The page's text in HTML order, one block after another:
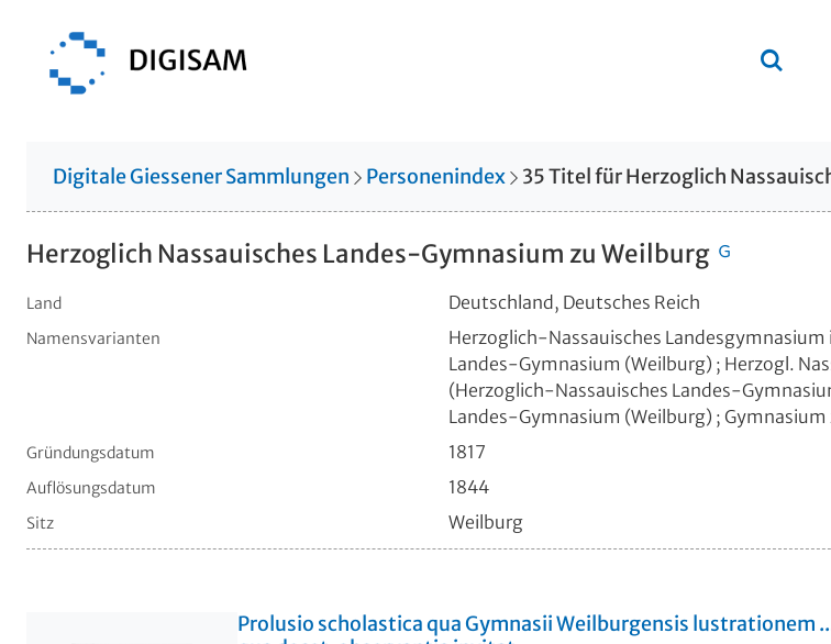
Digitale Giessener Sammlungen Personenindex 35TitelfürHerzoglich
Herzoglich Nassauisches Landes-Gymnasium zu Weilburg
Land Deutschland, Deutsches Reich
Namensvarianten
Herzoglich-Nassauisches Landesgymnasium
Landes-Gymnasium (Weilburg) ; Herzogl.
(Herzoglich-Nassauisches Landes-
Landes-Gymnasium (Weilburg) ;
Gründungsdatum 1817
Auflösungsdatum 1844
Sitz Weilburg
Prolusio scholastica qua Gymnasii Weilburgensis